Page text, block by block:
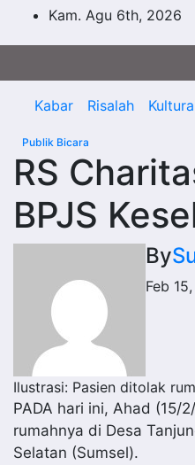
Kam. Agu 6th, 2026
Kabar Risalah Kultura
Publik Bicara
RS
BPJS
By
Feb
Ilustrasi: Pasien ditolak
PADA hari ini, Ahad (15/
rumahnya di Desa
Selatan (Sumsel).